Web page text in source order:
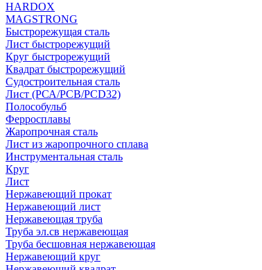
HARDOX
MAGSTRONG
Быстрорежущая сталь
Лист быстрорежущий
Круг быстрорежущий
Квадрат быстрорежущий
Судостроительная сталь
Лист (РСА/РСВ/РСD32)
Полособульб
Ферросплавы
Жаропрочная сталь
Лист из жаропрочного сплава
Инструментальная сталь
Круг
Лист
Нержавеющий прокат
Нержавеющий лист
Нержавеющая труба
Труба эл.св нержавеющая
Труба бесшовная нержавеющая
Нержавеющий круг